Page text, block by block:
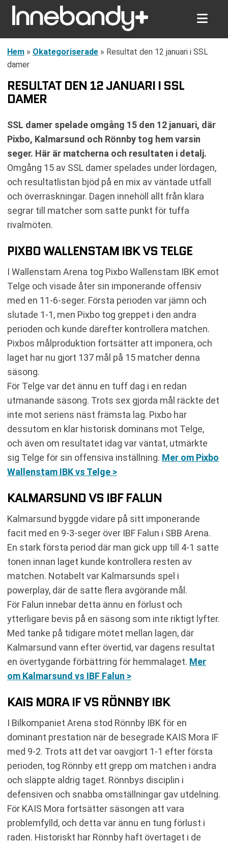
Hem » Okategoriserade » Resultat den 12 januari i SSL
damer
RESULTAT DEN 12 JANUARI I SSL
DAMER
SSL damer spelade omgång 15 den 12 januari, där
Pixbo, Kalmarsund och Rönnby tog hem varsin
seger. Här är matcherna och resultaten i detalj.
Omgång 15 av SSL damer spelades under lördagen,
och resultatlistan bjöd på en mix av väntade utfall
och överraskningar. Dagen innehöll allt från klara
segrar till matcher som satte punkt för tuffa
rivalmöten.
PIXBO WALLENSTAM IBK VS TELGE
I Wallenstam Arena tog Pixbo Wallenstam IBK emot
Telge och visade åter sin imponerande offensiv
med en 11-6-seger. Första perioden var jämn och
slutade 1-1, men Pixbo tog greppet i den andra
perioden och kunde därefter kontrollera matchen.
Pixbos målproduktion fortsätter att imponera, och
laget har nu gjort 137 mål på 15 matcher denna
säsong.
För Telge var det ännu en tuff dag i en redan
utmanande säsong. Trots sex gjorda mål räckte det
inte mot seriens näst främsta lag. Pixbo har
dessutom en klar historisk dominans mot Telge,
och även om resultatet idag var väntat, utmärkte
sig Telge för sin offensiva inställning. Mer om Pixbo
Wallenstam IBK vs Telge >
KALMARSUND VS IBF FALUN
Kalmarsund byggde vidare på sitt imponerande
facit med en 9-3-seger över IBF Falun i SBB Arena.
En stark första period där man gick upp till 4-1 satte
tonen innan laget kunde kontrollera resten av
matchen. Notabelt var Kalmarsunds spel i
powerplay, där de satte flera avgörande mål.
För Falun innebar detta ännu en förlust och
ytterligare bevis på en säsong som inte riktigt lyfter.
Med tanke på tidigare mötet mellan lagen, där
Kalmarsund vann efter övertid, var dagens resultat
en övertygande förbättring för hemmalaget. Mer
om Kalmarsund vs IBF Falun >
KAIS MORA IF VS RÖNNBY IBK
I Bilkompaniet Arena stod Rönnby IBK för en
dominant prestation när de besegrade KAIS Mora IF
med 9-2. Trots att det var oavgjort 1-1 efter första
perioden, tog Rönnby ett grepp om matchen i andra
och släppte aldrig taget. Rönnbys disciplin i
defensiven och snabba omställningar gav utdelning.
För KAIS Mora fortsätter säsongen att vara
problemfylld, och detta var ännu en tung förlust i
raden. Historiskt har Rönnby haft övertaget i de